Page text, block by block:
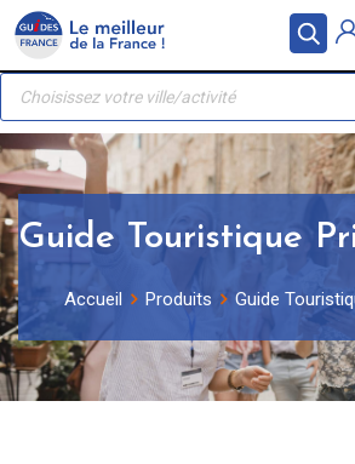
Panneau de gestion des cookies
Skip
content
Recherche
produits
Guide Touristique
Accueil Produits Guide